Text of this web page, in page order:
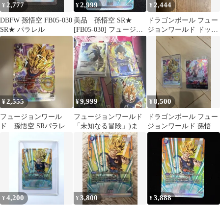
¥ 2,777
DBFW 孫悟空 FB05-030
SR★ パラレル
¥2,999
美品 孫悟空 SR★
[FB05-030] フュージョ
ンワールド「未知なる
冒険」
¥ 2,444
ドラゴンボール フュー
ジョンワールド ドッカ
ンコラボパラレル 2枚
セット
¥2,555
フュージョンワール
ド 孫悟空 SRパラレル
¥9,999
フュージョンワールド
「未知なる冒険」)まと
め売り
¥8,500
ドラゴンボール フュー
ジョンワールド 孫悟空
魔人ブウ
¥4,200 ¥3,800 ¥3,888